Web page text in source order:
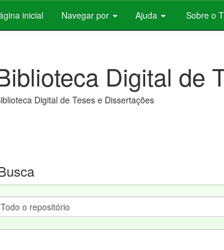
inicial Navegar por Ajuda Sobre o
Digital de
Digital de Teses e Dissertações